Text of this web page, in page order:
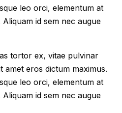
leo orci, elementum at
id sem nec augue
tortor ex, vitae pulvinar
amet eros dictum maximus.
leo orci, elementum at
id sem nec augue